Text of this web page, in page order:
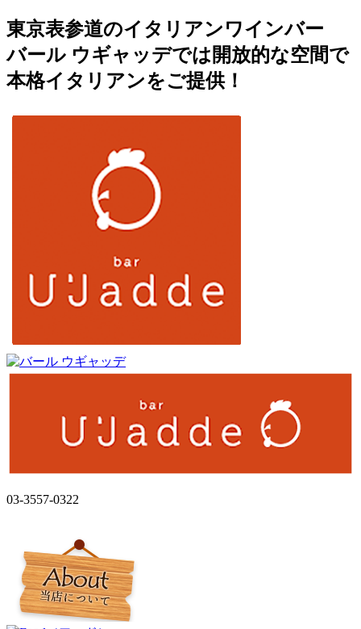
東京表参道のイタリアンワインバー
バール ウギャッデでは開放的な空間で
本格イタリアンをご提供！
03-3557-0322